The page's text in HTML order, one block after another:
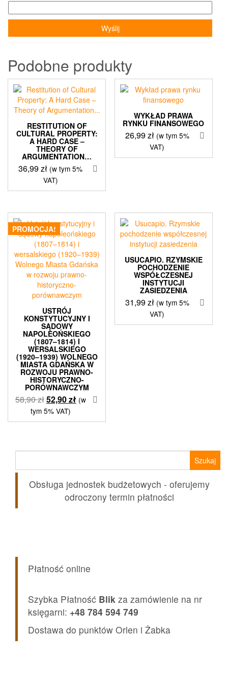
Podobne produkty
RESTITUTION OF
CULTURAL PROPERTY:
A HARD CASE –
THEORY OF
ARGUMENTATION…
36,99zł (w tym 5%
VAT)
WYKŁAD PRAWA
RYNKU FINANSOWEGO
26,99zł (w tym 5%
VAT)
PROMOCJA!
USTRÓJ
KONSTYTUCYJNY I
SĄDOWY
NAPOLEOŃSKIEGO
(1807–1814) I
WERSALSKIEGO
(1920–1939) WOLNEGO
MIASTA GDAŃSKA W
ROZWOJU PRAWNO-
HISTORYCZNO-
PORÓWNAWCZYM
58,90złPierwotna
cena
wynosiła:
52,90złAktualna
wynosi:
(w
tym 5% VAT)
USUCAPIO. RZYMSKIE
POCHODZENIE
WSPÓŁCZESNEJ
INSTYTUCJI
ZASIEDZENIA
31,99zł (w tym 5%
VAT)
Obsługa jednostek budżetowych - oferujemy
odroczony termin płatności
Płatność online
Szybka Płatność Blik za zamówienie na nr
księgarni: +48 784 594 749
Dostawa do punktów Orlen i Żabka